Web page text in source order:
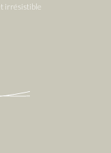
irrésistible